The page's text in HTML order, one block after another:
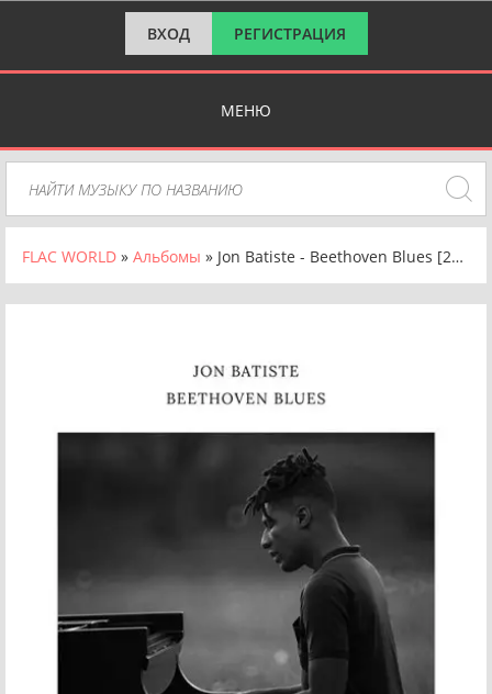
ВХОД РЕГИСТРАЦИЯ
МЕНЮ
FLAC WORLD » Альбомы » Jon Batiste - Beethoven Blues [24-bit Hi-Res] (2024) FLAC